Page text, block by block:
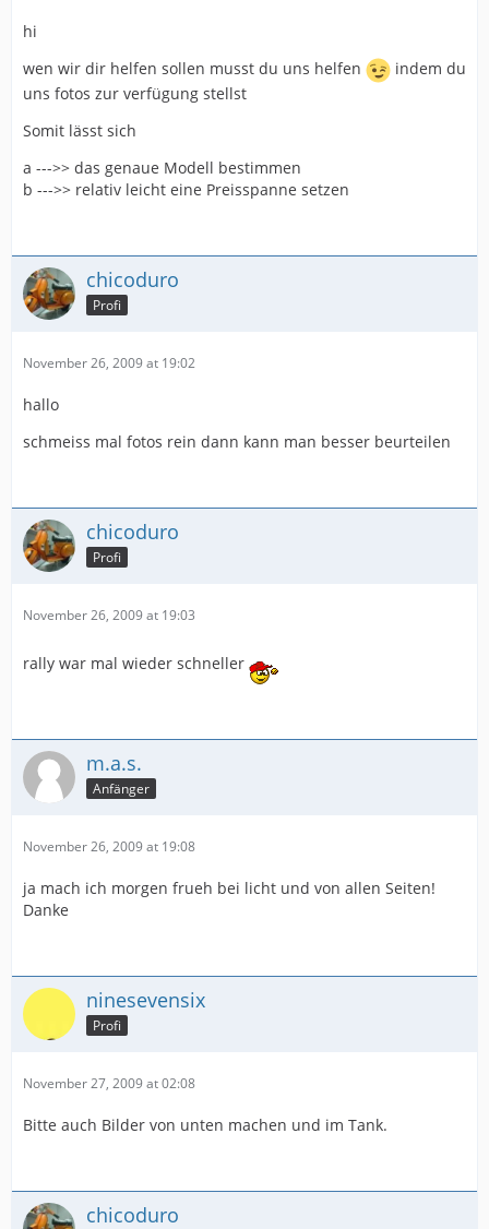
hi
wen wir dir helfen sollen musst du uns helfen
indem du
uns fotos zur verfügung stellst
Somit lässt sich
a --->> das genaue Modell bestimmen
b --->> relativ leicht eine Preisspanne setzen
chicoduro
Profi
November 26, 2009 at 19:02
hallo
schmeiss mal fotos rein dann kann man besser beurteilen
chicoduro
Profi
November 26, 2009 at 19:03
rally war mal wieder schneller
m.a.s.
Anfänger
November 26, 2009 at 19:08
ja mach ich morgen frueh bei licht und von allen Seiten!
Danke
ninesevensix
Profi
November 27, 2009 at 02:08
Bitte auch Bilder von unten machen und im Tank.
chicoduro